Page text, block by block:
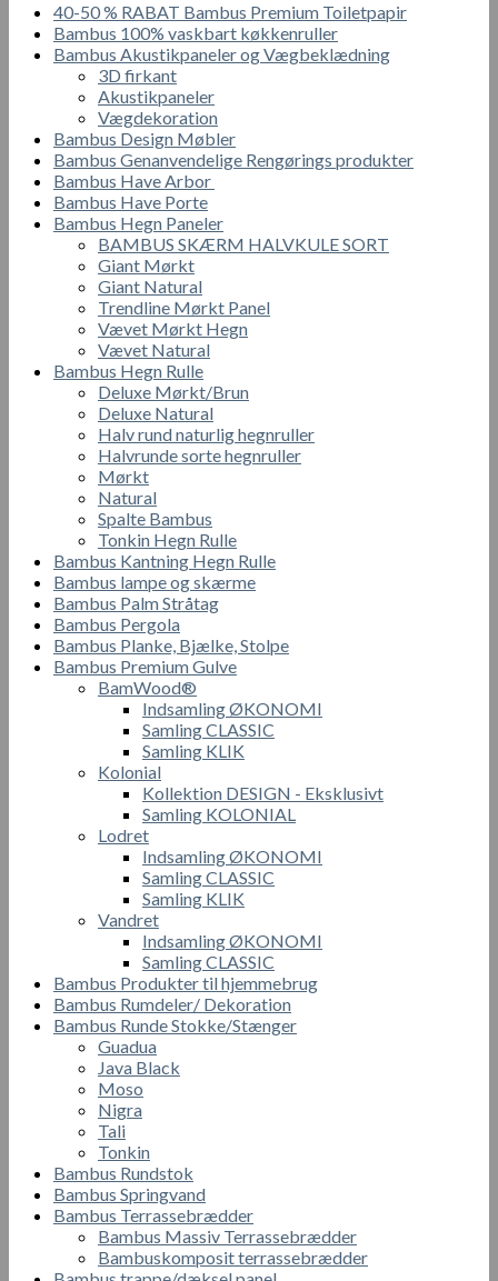
40-50 % RABAT Bambus Premium Toiletpapir
Bambus 100% vaskbart køkkenruller
Bambus Akustikpaneler og Vægbeklædning
3D firkant
Akustikpaneler
Vægdekoration
Bambus Design Møbler
Bambus Genanvendelige Rengørings produkter
Bambus Have Arbor
Bambus Have Porte
Bambus Hegn Paneler
BAMBUS SKÆRM HALVKULE SORT
Giant Mørkt
Giant Natural
Trendline Mørkt Panel
Vævet Mørkt Hegn
Vævet Natural
Bambus Hegn Rulle
Deluxe Mørkt/Brun
Deluxe Natural
Halv rund naturlig hegnruller
Halvrunde sorte hegnruller
Mørkt
Natural
Spalte Bambus
Tonkin Hegn Rulle
Bambus Kantning Hegn Rulle
Bambus lampe og skærme
Bambus Palm Stråtag
Bambus Pergola
Bambus Planke, Bjælke, Stolpe
Bambus Premium Gulve
BamWood®
Indsamling ØKONOMI
Samling CLASSIC
Samling KLIK
Kolonial
Kollektion DESIGN - Eksklusivt
Samling KOLONIAL
Lodret
Indsamling ØKONOMI
Samling CLASSIC
Samling KLIK
Vandret
Indsamling ØKONOMI
Samling CLASSIC
Bambus Produkter til hjemmebrug
Bambus Rumdeler/ Dekoration
Bambus Runde Stokke/Stænger
Guadua
Java Black
Moso
Nigra
Tali
Tonkin
Bambus Rundstok
Bambus Springvand
Bambus Terrassebrædder
Bambus Massiv Terrassebrædder
Bambuskomposit terrassebrædder